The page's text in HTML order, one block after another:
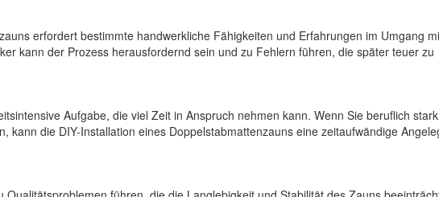
erfordert bestimmte handwerkliche Fähigkeiten und Erfahrungen im Umgang
kann der Prozess herausfordernd sein und zu Fehlern führen, die später teuer zu
Aufgabe, die viel Zeit in Anspruch nehmen kann. Wenn Sie beruflich stark
kann die DIY-Installation eines Doppelstabmattenzauns eine zeitaufwändige